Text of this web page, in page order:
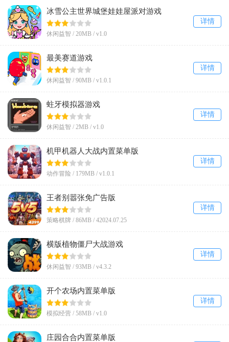
冰雪公主世界城堡娃娃屋派对游戏
休闲益智 / 20MB / v1.0
详情
最美赛道游戏
休闲益智 / 90MB / v1.0.1
详情
蛀牙模拟器游戏
休闲益智 / 2MB / v1.0
详情
机甲机器人大战内置菜单版
动作冒险 / 179MB / v1.0.1
详情
王者别嚣张免广告版
策略棋牌 / 86MB / 42024.07.25
详情
横版植物僵尸大战游戏
休闲益智 / 93MB / v4.3.2
详情
开个农场内置菜单版
模拟经营 / 58MB / v1.0
详情
庄园合合内置菜单版